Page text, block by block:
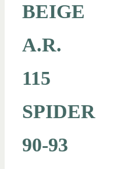
BEIGE
A.R.
115
SPIDER
90-93